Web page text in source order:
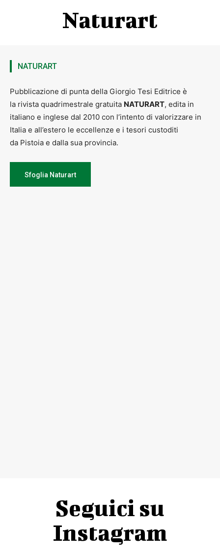
Naturart
NATURART
Pubblicazione di punta della Giorgio Tesi Editrice è
la rivista quadrimestrale gratuita NATURART, edita in
italiano e inglese dal 2010 con l’intento di valorizzare in
Italia e all’estero le eccellenze e i tesori custoditi
da Pistoia e dalla sua provincia.
Sfoglia Naturart
Seguici su
Instagram